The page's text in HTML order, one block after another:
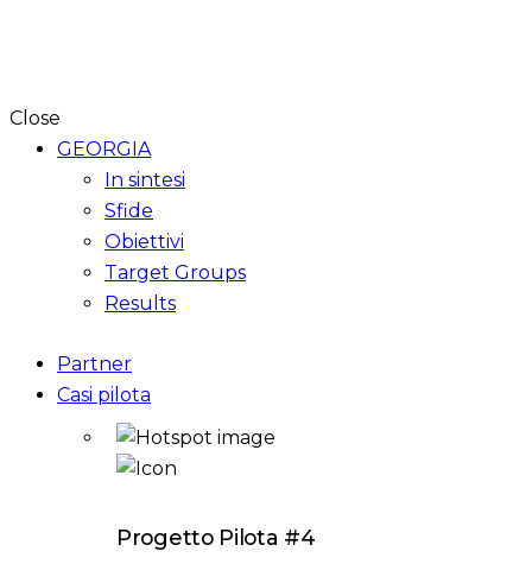
Close
GEORGIA
In sintesi
Sfide
Obiettivi
Target Groups
Results
Partner
Casi pilota
Progetto Pilota #4